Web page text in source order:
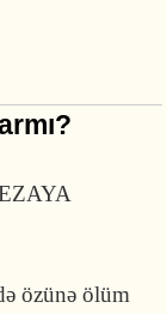
özünə ölüm